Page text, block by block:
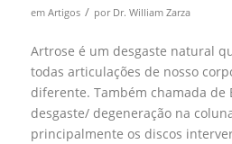
em Artigos / por Dr. William Zarza
Artrose é um desgaste natural
todas articulações de nosso
diferente. Também chamada de
desgaste/ degeneração na
principalmente os discos